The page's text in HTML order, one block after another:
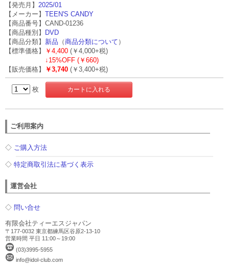
【発売月】 2025/01
【メーカー】TEEN'S CANDY
【商品番号】CAND-01236
【商品種別】 DVD
【商品分類】 新品 （商品分類について ）
【標準価格】
￥4,400 (￥4,000+税)
↓ 15%OFF (￥660)
【販売価格】
￥3,740 (￥3,400+税)
枚
ご利用案内
◇ ご購入方法
◇特定商取引法に基づく表示
運営会社
◇ 問い合せ
有限会社ティーエスジャパン
〒177-0032 東京都練馬区谷原2-13-10
営業時間 平日 11:00～19:00
(03)3995-5955
info@idol-club.com